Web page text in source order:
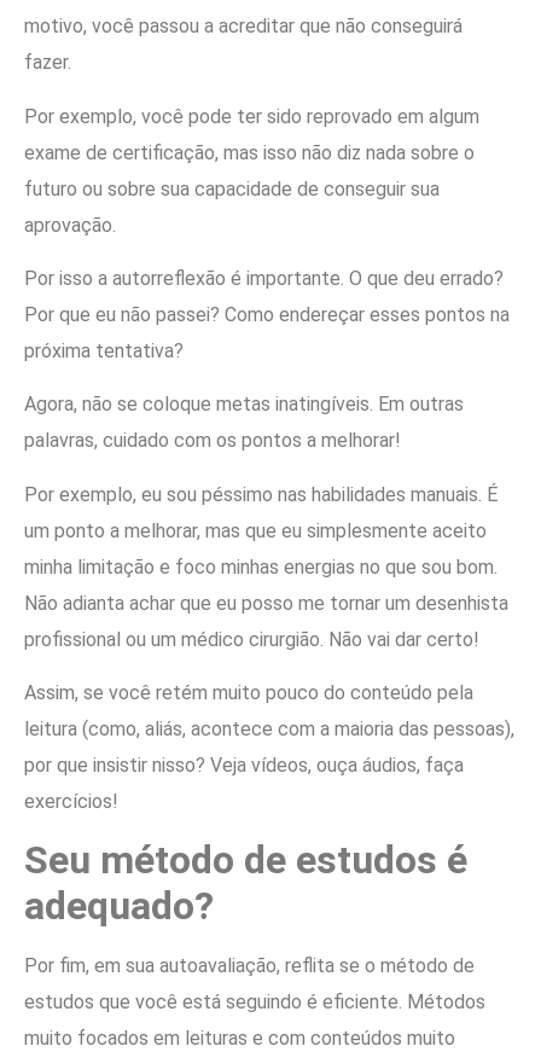
motivo, você passou a acreditar que não conseguirá
fazer.
Por exemplo, você pode ter sido reprovado em algum
exame de certificação, mas isso não diz nada sobre o
futuro ou sobre sua capacidade de conseguir sua
aprovação.
Por isso a autorreflexão é importante. O que deu errado?
Por que eu não passei? Como endereçar esses pontos na
próxima tentativa?
Agora, não se coloque metas inatingíveis. Em outras
palavras, cuidado com os pontos a melhorar!
Por exemplo, eu sou péssimo nas habilidades manuais. É
um ponto a melhorar, mas que eu simplesmente aceito
minha limitação e foco minhas energias no que sou bom.
Não adianta achar que eu posso me tornar um desenhista
profissional ou um médico cirurgião. Não vai dar certo!
Assim, se você retém muito pouco do conteúdo pela
leitura (como, aliás, acontece com a maioria das pessoas),
por que insistir nisso? Veja vídeos, ouça áudios, faça
exercícios!
Seu método de estudos é
adequado?
Por fim, em sua autoavaliação, reflita se o método de
estudos que você está seguindo é eficiente. Métodos
muito focados em leituras e com conteúdos muito